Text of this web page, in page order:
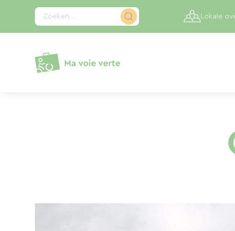
Zoeken... Lokale
Cookies beheer paneel